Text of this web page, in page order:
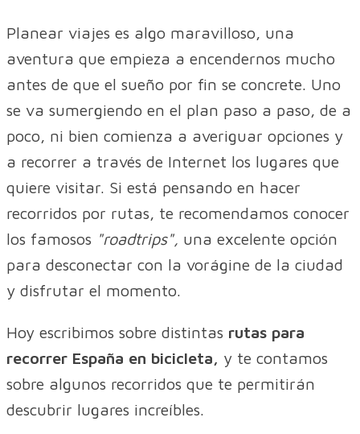
Planear viajes es algo maravilloso, una
aventura que empieza a encendernos mucho
antes de que el sueño por fin se concrete. Uno
se va sumergiendo en el plan paso a paso, de a
poco, ni bien comienza a averiguar opciones y
a recorrer a través de Internet los lugares que
quiere visitar. Si está pensando en hacer
recorridos por rutas, te recomendamos conocer
los famosos "roadtrips", una excelente opción
para desconectar con la vorágine de la ciudad
y disfrutar el momento.
Hoy escribimos sobre distintas rutas para
recorrer España en bicicleta, y te contamos
sobre algunos recorridos que te permitirán
descubrir lugares increíbles.